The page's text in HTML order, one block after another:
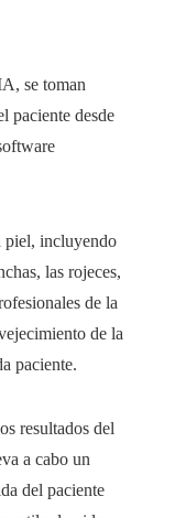
se toman
paciente desde
piel, incluyendo
las rojeces,
de la
de la
paciente.
resultados del
a cabo un
del paciente